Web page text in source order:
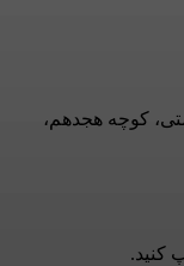
کوچه هجدهم،
کنید.